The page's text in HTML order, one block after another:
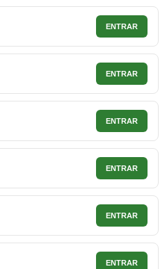
ENTRAR
ENTRAR
ENTRAR
ENTRAR
ENTRAR
ENTRAR